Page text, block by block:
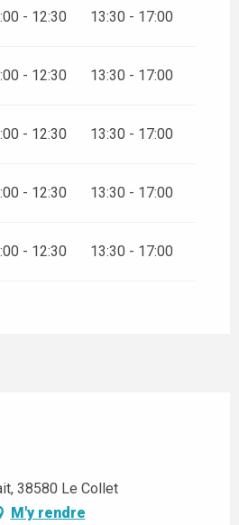
- 12:30 13:30 - 17:00
- 12:30 13:30 - 17:00
- 12:30 13:30 - 17:00
- 12:30 13:30 - 17:00
- 12:30 13:30 - 17:00
38580 Le Collet
M'y rendre